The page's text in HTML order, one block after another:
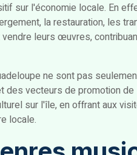
sur l'économie locale. En
la restauration, les
leurs œuvres,
ne sont pas
vecteurs de promotion
sur l'île, en offrant aux
locale.